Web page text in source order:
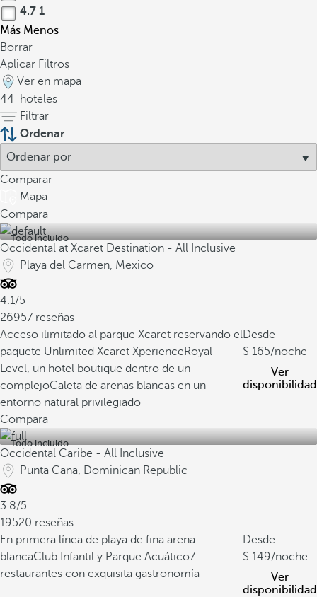
4.7 1
Más Menos
Borrar
Aplicar Filtros
Ver en mapa
44
hoteles
Filtrar
Ordenar
Comparar
Mapa
Compara
Todo incluido
Occidental at Xcaret Destination - All Inclusive
Playa del Carmen, Mexico
4.1/5
26957 reseñas
Acceso ilimitado al parque Xcaret reservando el
paquete Unlimited Xcaret XperienceRoyal
Level, un hotel boutique dentro de un
complejoCaleta de arenas blancas en un
entorno natural privilegiado
Desde
165/noche
Ver
disponibilidad
Compara
Todo incluido
Occidental Caribe - All Inclusive
Punta Cana, Dominican Republic
3.8/5
19520 reseñas
En primera línea de playa de fina arena
blancaClub Infantil y Parque Acuático7
restaurantes con exquisita gastronomía
Desde
149/noche
Ver
disponibilidad